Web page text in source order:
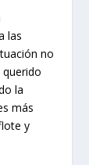
las
no
la
más
y